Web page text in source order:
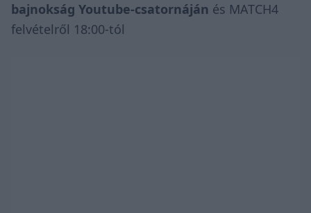
bajnokság Youtube-csatornáján és MATCH4
felvételről 18:00-tól